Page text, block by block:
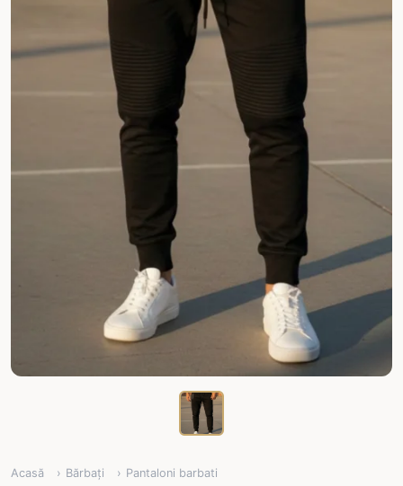
Acasă Bărbați Pantaloni barbati